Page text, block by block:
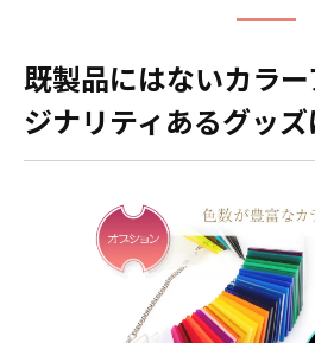
既製品にはないカラ
ジナリティあるグッズ